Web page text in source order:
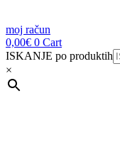
moj račun
0,00€ 0 Cart
ISKANJE po produktih
×